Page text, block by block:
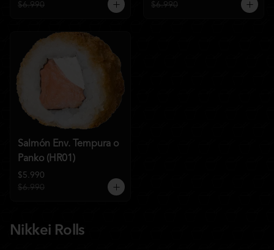
$6.990
$6.990
Salmón Env. Tempura o
Panko (HR01)
$5.990
$6.990
Nikkei Rolls